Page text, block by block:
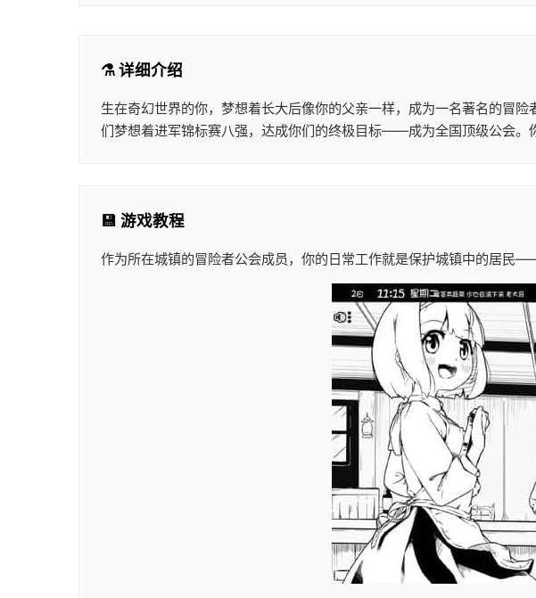
⚗️ 详细介绍
生在奇幻世界的你，梦想着长大后像你的父亲一样，成为一名著名的冒
们梦想着进军锦标赛八强，达成你们的终极目标——成为全国顶级公会。
💾 游戏教程
作为所在城镇的冒险者公会成员，你的日常工作就是保护城镇中的居民